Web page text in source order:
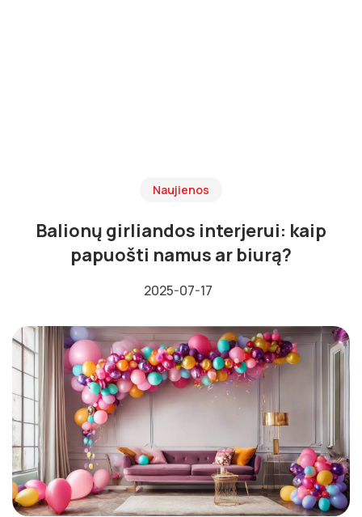
Naujienos
Balionų girliandos interjerui: kaip
papuošti namus ar biurą?
2025-07-17